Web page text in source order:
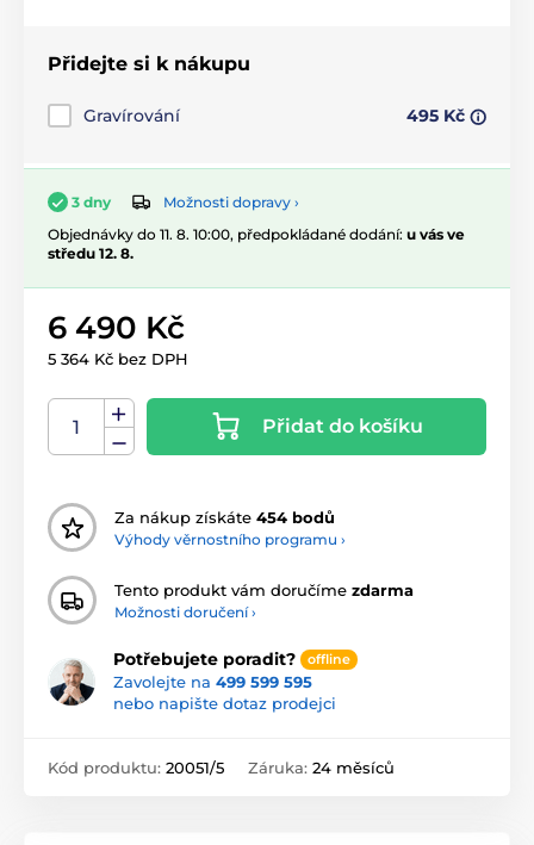
Přidejte si k nákupu
Gravírování 495 Kč
3 dny
Možnosti dopravy ›
Objednávky do 11. 8. 10:00, předpokládané dodání: u vás ve
středu 12. 8.
6 490 Kč
5 364 Kč bez DPH
Přidat do košíku
Za nákup získáte 454 bodů
Výhody věrnostního programu ›
Tento produkt vám doručíme zdarma
Možnosti doručení ›
Potřebujete poradit? offline
Zavolejte na 499 599 595
nebo napište dotaz prodejci
Kód produktu: 20051/5 Záruka: 24 měsíců